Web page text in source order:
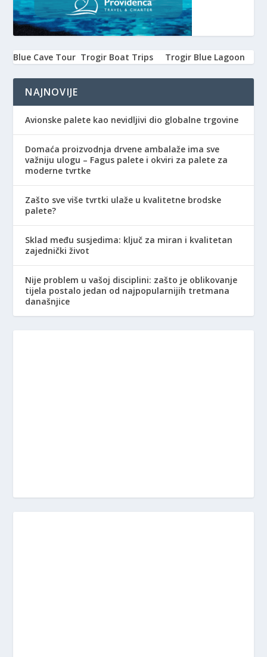
Blue Cave Tour Trogir Boat Trips Trogir Blue Lagoon
NAJNOVIJE
Avionske palete kao nevidljivi dio globalne trgovine
Domaća proizvodnja drvene ambalaže ima sve
važniju ulogu – Fagus palete i okviri za palete za
moderne tvrtke
Zašto sve više tvrtki ulaže u kvalitetne brodske
palete?
Sklad među susjedima: ključ za miran i kvalitetan
zajednički život
Nije problem u vašoj disciplini: zašto je oblikovanje
tijela postalo jedan od najpopularnijih tretmana
današnjice